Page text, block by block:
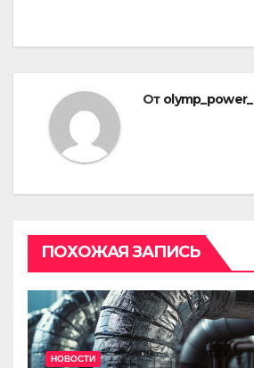
От olymp_power_
ПОХОЖАЯ ЗАПИСЬ
НОВОСТИ